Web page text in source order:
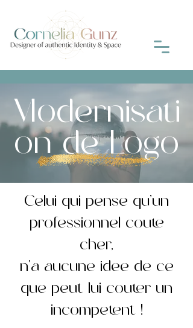
Modernisati
on de Logo
Celui qui pense qu'un
professionnel coûte
cher,
n'a aucune idée de ce
que peut lui coûter un
incompétent !